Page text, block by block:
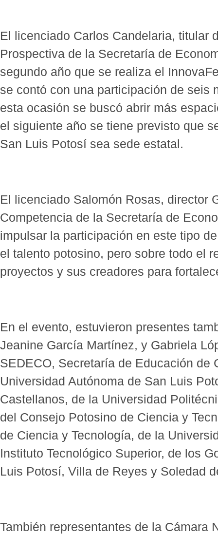
El licenciado Carlos Candelaria, titular
Prospectiva de la Secretaría de
segundo año que se realiza el
se contó con una participación de seis
esta ocasión se buscó abrir más
el siguiente año se tiene previsto que
San Luis Potosí sea sede estatal.
El licenciado Salomón Rosas, director
Competencia de la Secretaría de
impulsar la participación en este tipo
el talento potosino, pero sobre todo el
proyectos y sus creadores para
En el evento, estuvieron presentes
Jeanine García Martínez, y Gabriela
SEDECO, Secretaría de Educación de
Universidad Autónoma de San Luis
Castellanos, de la Universidad
del Consejo Potosino de Ciencia y
de Ciencia y Tecnología, de la
Instituto Tecnológico Superior, de los
Luis Potosí, Villa de Reyes y Soledad
También representantes de la Cámara